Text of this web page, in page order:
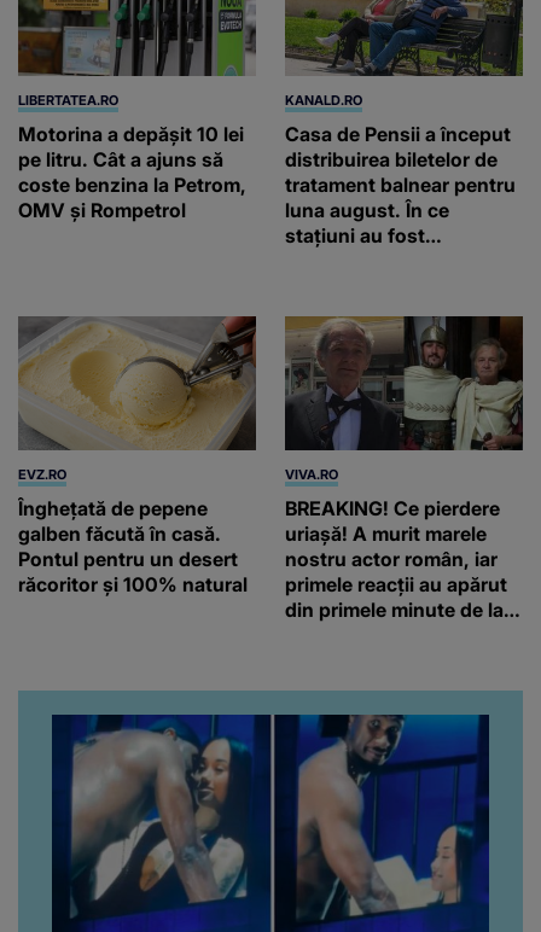
LIBERTATEA.RO
Motorina a depășit 10 lei
pe litru. Cât a ajuns să
coste benzina la Petrom,
OMV și Rompetrol
KANALD.RO
Casa de Pensii a început
distribuirea biletelor de
tratament balnear pentru
luna august. În ce
stațiuni au fost
EVZ.RO
Înghețată de pepene
galben făcută în casă.
Pontul pentru un desert
răcoritor și 100% natural
VIVA.RO
BREAKING! Ce pierdere
uriașă! A murit marele
nostru actor român, iar
primele reacții au apărut
din primele minute de la
pentru el...” Ce s-a aflat
până în acest moment